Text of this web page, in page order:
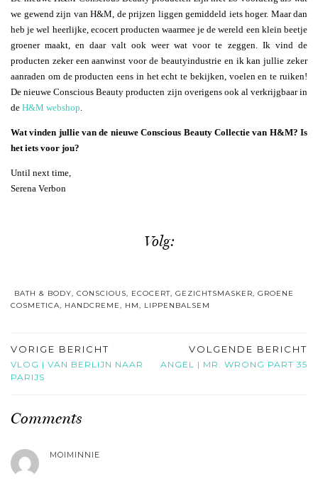
we gewend zijn van H&M, de prijzen liggen gemiddeld iets hoger. Maar dan
heb je wel heerlijke, ecocert producten waarmee je de wereld een klein beetje
groener maakt, en daar valt ook weer wat voor te zeggen. Ik vind de
producten zeker een aanwinst voor de beautyindustrie en ik kan jullie zeker
aanraden om de producten eens in het echt te bekijken, voelen en te ruiken!
De nieuwe Conscious Beauty producten zijn overigens ook al verkrijgbaar in
de H&M webshop
Wat vinden jullie van de nieuwe Conscious Beauty Collectie van H&M? Is
het iets voor jou?
Until next time,
Serena Verbon
Volg:
BATH & BODY, CONSCIOUS, ECOCERT, GEZICHTSMASKER, GROENE
COSMETICA, HANDCREME, HM, LIPPENBALSEM
VORIGE BERICHT
VLOG | VAN BERLIJN NAAR
PARIJS
VOLGENDE BERICHT
ANGEL | MR. WRONG PART 35
Comments
MOIMINNIE